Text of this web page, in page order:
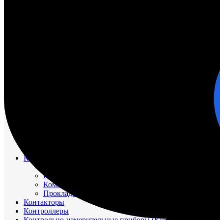
Компрессоры
Компрессор К2-150
Компрессор КВД-М(Г)
Прокладки красно-медные
Контакторы
Контроллеры